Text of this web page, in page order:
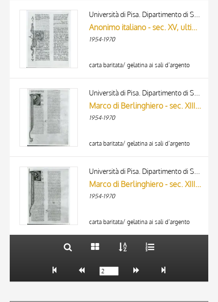
Anonimo italiano - sec. XV, ultimo quarto - Lucca, Biblioteca Capitolare Feliniana, Ms. 598, f. 24v
1954-1970
carta baritata/ gelatina ai sali d’argento
Marco di Berlinghiero - sec. XIII, metà - Lucca, Biblioteca Capitolare Feliniana, Ms. 1, f. 250r, particolare
1954-1970
carta baritata/ gelatina ai sali d’argento
Marco di Berlinghiero - sec. XIII, metà - Lucca, Biblioteca Capitolare Feliniana, Ms. 1, f. 252r
1954-1970
carta baritata/ gelatina ai sali d’argento
TITOLO
AUTORE
ARTISTA
20 RISULTATI